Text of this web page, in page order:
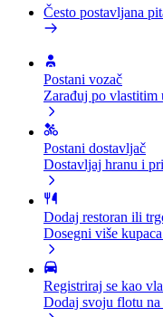
Često postavljana
Postani vozač
Zarađuj po vlastitim
Postani dostavljač
Dostavljaj hranu i
Dodaj restoran ili
Dosegni više
Registriraj se kao
Dodaj svoju flotu